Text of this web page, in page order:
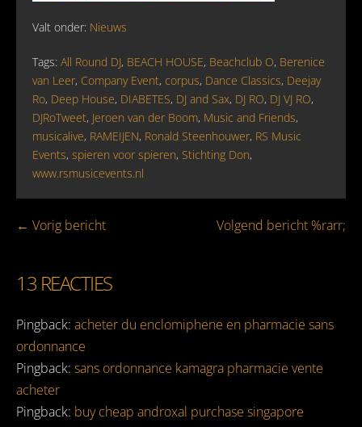
Valt onder: Nieuws
Tags: All Round DJ, BEACH HOUSE, Beachclub O, Berenice
van Leer, Company Event, corpus, Dance Classics, Deejay
Ro, Deep House, DIABETES, DJ and Sax, DJ RO, DJ VJ RO,
DJRoTweet, Jeroen van der Boom, Music and Friends,
musicalive, RAMEIJEN, Ronald Steenhouwer, RS Music
Events, spieren voor spieren, Stichting Don,
www.rsmusicevents.nl
Bericht
← Vorig bericht Volgend bericht %rarr;
13 REACTIES
Pingback: acheter du enclomiphene en pharmacie sans
ordonnance
Pingback: sans ordonnance kamagra pharmacie vente
acheter
Pingback: buy cheap androxal purchase singapore